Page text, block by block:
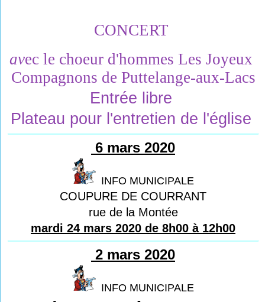
CONCERT
avec le choeur d'hommes Les Joyeux
Compagnons de Puttelange-aux-Lacs
Entrée libre
Plateau pour l'entretien de l'église
6 mars 2020
INFO MUNICIPALE
COUPURE DE COURRANT
rue de la Montée
mardi 24 mars 2020 de 8h00 à 12h00
2 mars 2020
INFO MUNICIPALE